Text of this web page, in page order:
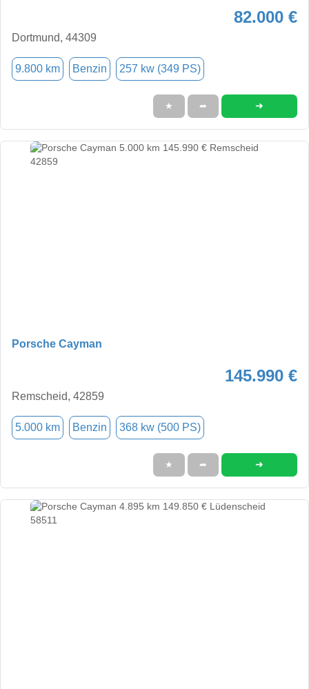
82.000 €
Dortmund, 44309
9.800 km Benzin 257 kw (349 PS)
★ ➦ ➜
Porsche Cayman
145.990 €
Remscheid, 42859
5.000 km Benzin 368 kw (500 PS)
★ ➦ ➜